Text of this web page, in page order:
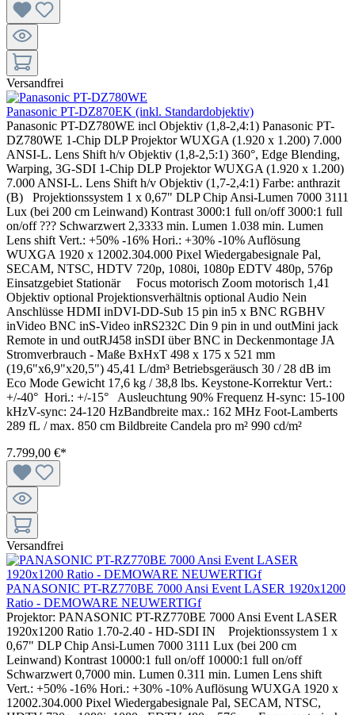
Versandfrei
Panasonic PT-DZ870EK (inkl. Standardobjektiv)
Panasonic PT-DZ780WE incl Objektiv (1,8-2,4:1) Pa­na­so­nic PT-
DZ780WE 1-Chip DLP Pro­jek­tor WUXGA (1.920 x 1.200) 7.000
ANSI-L. Lens Shift h/v Ob­jek­tiv (1,​8-2,​5:1) 360°, Edge Blending,
Warping, 3G-SDI 1-Chip DLP Projektor WUXGA (1.920 x 1.200)
7.000 ANSI-L. Lens Shift h/v Objektiv (1,7-2,4:1) Farbe: anthrazit
(B) Projektionssystem 1 x 0,67" DLP Chip Ansi-Lumen 7000 3111
Lux (bei 200 cm Leinwand) Kontrast 3000:1 full on/off 3000:1 full
on/off ??? Schwarzwert 2,3333 min. Lumen 1.038 min. Lumen
Lens shift Vert.: +50% -16% Hori.: +30% -10% Auflösung
WUXGA 1920 x 12002.304.000 Pixel Wiedergabesignale Pal,
SECAM, NTSC, HDTV 720p, 1080i, 1080p EDTV 480p, 576p
Einsatzgebiet Stationär Focus motorisch Zoom motorisch 1,41
Objektiv optional Projektionsverhältnis optional Audio Nein
Anschlüsse HDMI inDVI-DD-Sub 15 pin in5 x BNC RGBHV
inVideo BNC inS-Video inRS232C Din 9 pin in und outMini jack
Remote in und outRJ458 inSDI über BNC in Deckenmontage JA
Stromverbrauch - Maße BxHxT 498 x 175 x 521 mm
(19,6"x6,9"x20,5") 45,41 L/dm³ Betriebsgeräusch 30 / 28 dB im
Eco Mode Gewicht 17,6 kg / 38,8 lbs. Keystone-Korrektur Vert.:
+/-40° Hori.: +/-15° Ausleuchtung 90% Frequenz H-sync: 15-100
kHzV-sync: 24-120 HzBandbreite max.: 162 MHz Foot-Lamberts
289 fL / max. 850 cm Bildbreite Candela pro m² 990 cd/m²
7.799,00 €*
Versandfrei
PANASONIC PT-RZ770BE 7000 Ansi Event LASER 1920x1200
Ratio - DEMOWARE NEUWERTIGf
Projektor: PANASONIC PT-RZ770BE 7000 Ansi Event LASER
1920x1200 Ratio 1.70-2.40 - HD-SDI IN Projektionssystem 1 x
0,67" DLP Chip Ansi-Lumen 7000 3111 Lux (bei 200 cm
Leinwand) Kontrast 10000:1 full on/off 10000:1 full on/off
Schwarzwert 0,7000 min. Lumen 0.311 min. Lumen Lens shift
Vert.: +50% -16% Hori.: +30% -10% Auflösung WUXGA 1920 x
12002.304.000 Pixel Wiedergabesignale Pal, SECAM, NTSC,